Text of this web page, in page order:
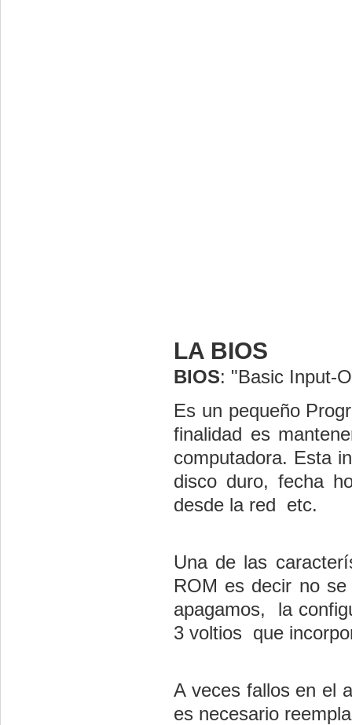
LA BIOS
BIOS: "Basic Input-
Es un pequeño
finalidad es
computadora. Esta
disco duro, fecha
desde la red etc.
Una de las
ROM es decir no
apagamos, la
3 voltios que
A veces fallos en el
es necesario